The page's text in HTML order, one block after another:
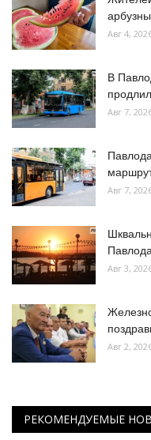
Авг 4,
В
Авг 7,
Авг 7,
Авг 3,
Авг 2,
РЕКОМЕНДУЕМЫЕ